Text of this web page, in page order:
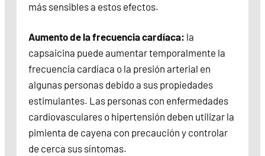
más sensibles a estos efectos.
Aumento de la frecuencia cardíaca: la
capsaicina puede aumentar temporalmente la
frecuencia cardíaca o la presión arterial en
algunas personas debido a sus propiedades
estimulantes. Las personas con enfermedades
cardiovasculares o hipertensión deben utilizar la
pimienta de cayena con precaución y controlar
de cerca sus síntomas.